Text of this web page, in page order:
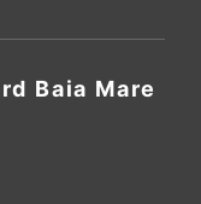
Baia Mare